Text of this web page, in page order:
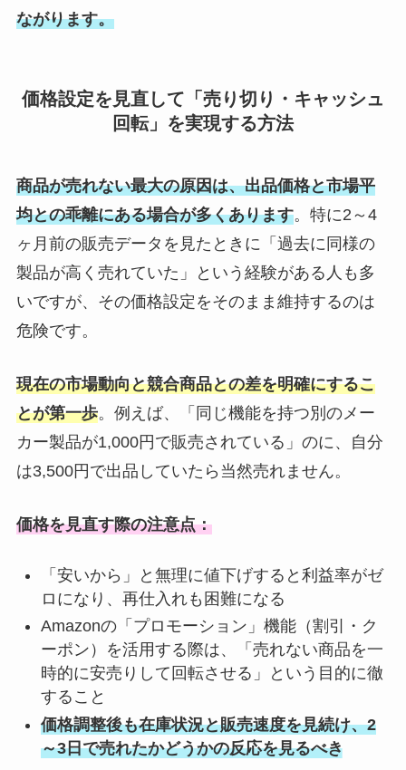
ながります。
価格設定を見直して「売り切り・キャッシュ
回転」を実現する方法
商品が売れない最大の原因は、出品価格と市場平
均との乖離にある場合が多くあります。特に2～4
ヶ月前の販売データを見たときに「過去に同様の
製品が高く売れていた」という経験がある人も多
いですが、その価格設定をそのまま維持するのは
危険です。
現在の市場動向と競合商品との差を明確にするこ
とが第一歩。例えば、「同じ機能を持つ別のメー
カー製品が1,000円で販売されている」のに、自分
は3,500円で出品していたら当然売れません。
価格を見直す際の注意点：
「安いから」と無理に値下げすると利益率がゼ
ロになり、再仕入れも困難になる
Amazonの「プロモーション」機能（割引・ク
ーポン）を活用する際は、「売れない商品を一
時的に安売りして回転させる」という目的に徹
すること
価格調整後も在庫状況と販売速度を見続け、2
～3日で売れたかどうかの反応を見るべき